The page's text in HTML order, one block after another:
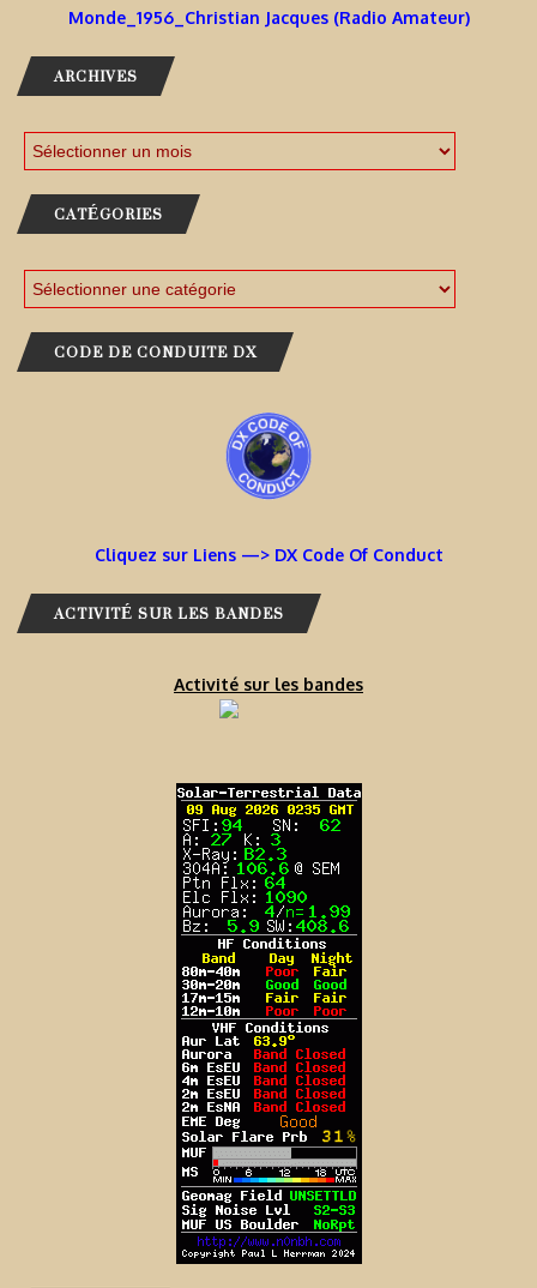
Monde_1956_Christian Jacques (Radio Amateur)
ARCHIVES
CATÉGORIES
CODE DE CONDUITE DX
Cliquez sur Liens —> DX Code Of Conduct
ACTIVITÉ SUR LES BANDES
Activité sur les bandes